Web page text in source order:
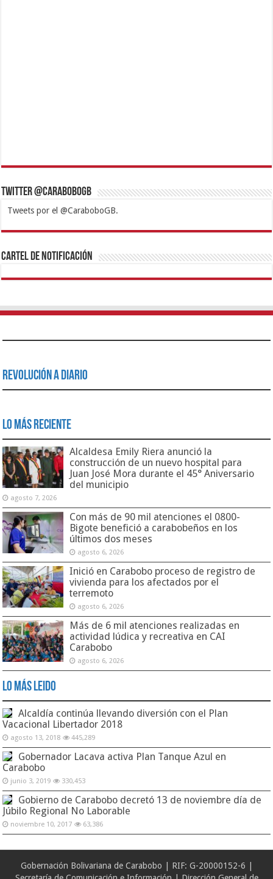
Twitter @CaraboboGB
Tweets por el @CaraboboGB.
1xbetBetturkeyBetistKralbetSupertotobetTipobetMatadorbetMariobet
https://mvbcasino.com/
Cartel de Notificación
Revolución a Diario
Lo Más Reciente
Alcaldesa Emily Riera anunció la
construcción de un nuevo hospital para
Juan José Mora durante el 45° Aniversario
del municipio
agosto 7, 2026
Con más de 90 mil atenciones el 0800-
Bigote benefició a carabobeños en los
últimos dos meses
agosto 6, 2026
Inició en Carabobo proceso de registro de
vivienda para los afectados por el
terremoto
agosto 6, 2026
Más de 6 mil atenciones realizadas en
actividad lúdica y recreativa en CAI
Carabobo
agosto 6, 2026
Lo Más Leido
Alcaldía continúa llevando diversión con el Plan
Vacacional Libertador 2018
agosto 13, 2018 445,289
Gobernador Lacava activa Plan Tanque Azul en
Carabobo
junio 3, 2019 330,453
Gobierno de Carabobo decretó 13 de noviembre día de
Júbilo Regional No Laborable
noviembre 10, 2017 63,386
Gobernación Bolivariana de Carabobo | RIF: G-20000152-6 |